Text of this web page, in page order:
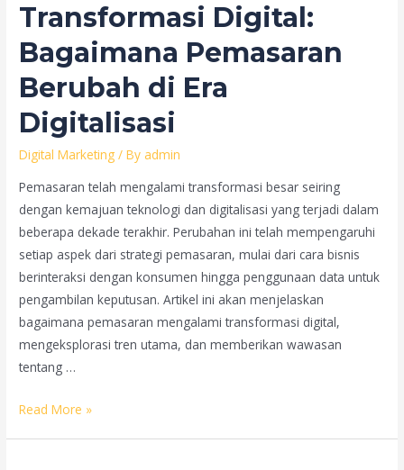
Remote
Work
Transformasi Digital:
Bagaimana Pemasaran
Berubah di Era
Digitalisasi
Digital Marketing / By admin
Pemasaran telah mengalami transformasi besar seiring
dengan kemajuan teknologi dan digitalisasi yang terjadi dalam
beberapa dekade terakhir. Perubahan ini telah mempengaruhi
setiap aspek dari strategi pemasaran, mulai dari cara bisnis
berinteraksi dengan konsumen hingga penggunaan data untuk
pengambilan keputusan. Artikel ini akan menjelaskan
bagaimana pemasaran mengalami transformasi digital,
mengeksplorasi tren utama, dan memberikan wawasan
tentang …
Transformasi
Read More »